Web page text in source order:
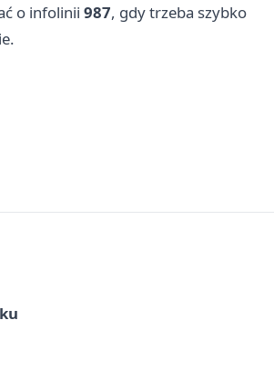
o infolinii 987, gdy trzeba szybko